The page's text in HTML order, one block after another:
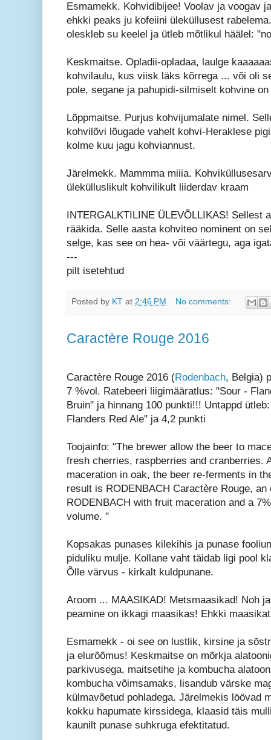
Esmamekk. Kohvidibijee! Voolav ja voogav
ehkki peaks ju kofeiini üleküllusest
oleskleb su keelel ja ütleb mõtlikul häälel:
Keskmaitse. Opladii-opladaa, laulge
kohvilaulu, kus viisk läks kõrrega ... või oli
pole, segane ja pahupidi-silmiselt kohvine
Lõppmaitse. Purjus kohvijumalate nimel.
kohvilõvi lõugade vahelt kohvi-Heraklese
kolme kuu jagu kohviannust.
Järelmekk. Mammma miiia.
ülekülluslikult kohvilikult liiderdav kraam
INTERGALKTILINE ÜLEVÕLLIKAS!
rääkida. Selle aasta kohviteo nominent on
selge, kas see on hea- või väärtegu, aga
---
pilt isetehtud
Posted by KT at 2:46 PM No comments:
Caractère Rouge 2016
Caractère Rouge 2016 (Rodenbach, Belgia)
7 %vol. Ratebeeri liigimääratlus: "Sour -
Bruin" ja hinnang 100 punkti!!! Untappd
Flanders Red Ale" ja 4,2 punkti
Toojainfo: "The brewer allow the beer to
fresh cherries, raspberries and cranberries.
maceration in oak, the beer re-ferments in
result is RODENBACH Caractère Rouge, an
RODENBACH with fruit maceration and a
volume. "
Kopsakas punases kilekihis ja punase
piduliku mulje. Kollane vaht täidab ligi pool
Õlle värvus - kirkalt kuldpunane.
Aroom ... MAASIKAD! Metsmaasikad! Noh
peamine on ikkagi maasikas! Ehkki
Esmamekk - oi see on lustlik, kirsine ja
ja elurõõmus! Keskmaitse on mõrkja
parkivusega, maitsetihe ja kombucha
kombucha võimsamaks, lisandub värske
külmavõetud pohladega. Järelmekis löövad
kokku hapumate kirssidega, klaasid täis
kaunilt punase suhkruga efektitatud.